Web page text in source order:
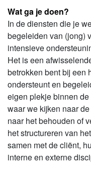
Wat ga je doen?
In de diensten die je
begeleiden van (jong)
intensieve
Het is een
betrokken bent bij een
ondersteunt en
eigen plekje binnen
waar we kijken naar
naar het behouden of
het structureren van
samen met de cliënt,
interne en externe